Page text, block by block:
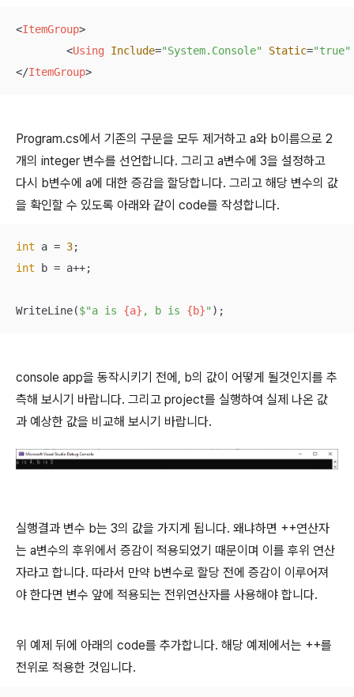
<ItemGroup>
<Using Include="System.Console" Static="true"
</ItemGroup>
Program.cs에서 기존의 구문을 모두 제거하고 a와 b이름으로 2
개의 integer 변수를 선언합니다. 그리고 a변수에 3을 설정하고
다시 b변수에 a에 대한 증감을 할당합니다. 그리고 해당 변수의 값
을 확인할 수 있도록 아래와 같이 code를 작성합니다.
int a = 3
int b = a++;
WriteLine($"a is {a} , b is {b}" );
console app을 동작시키기 전에, b의 값이 어떻게 될것인지를 추
측해 보시기 바랍니다. 그리고 project를 실행하여 실제 나온 값
과 예상한 값을 비교해 보시기 바랍니다.
실행결과 변수 b는 3의 값을 가지게 됩니다. 왜냐하면 ++연산자
는 a변수의 후위에서 증감이 적용되었기 때문이며 이를 후위 연산
자라고 합니다. 따라서 만약 b변수로 할당 전에 증감이 이루어져
야 한다면 변수 앞에 적용되는 전위연산자를 사용해야 합니다.
위 예제 뒤에 아래의 code를 추가합니다. 해당 예제에서는 ++를
전위로 적용한 것입니다.